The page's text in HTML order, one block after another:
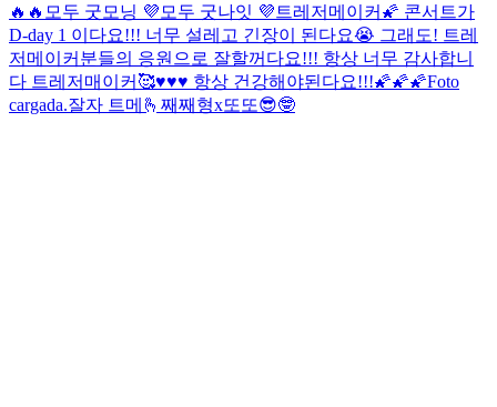
🔥🔥 모두 굿모닝 💜 모두 굿나잇 💜 트레저메이커🌠 콘서트가
D-day 1 이다요!!! 너무 설레고 긴장이 된다요😭 그래도! 트레
저메이커분들의 응원으로 잘할꺼다요!!! 항상 너무 감사합니
다 트레저매이커🥰♥️♥️♥️ 항상 건강해야된다요!!!🌠🌠🌠Foto
cargada.잘자 트메🫰 째째형x또또😎🤓